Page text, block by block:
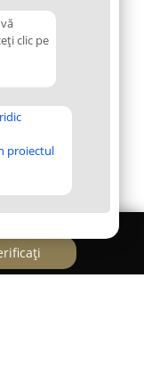
clic pe
proiectul